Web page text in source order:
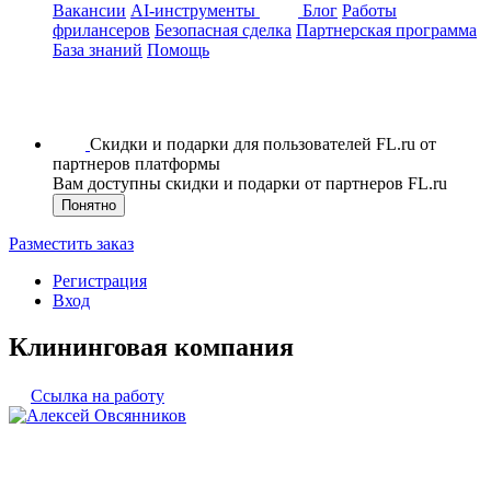
Вакансии AI-инструменты Блог Работы
фрилансеров Безопасная сделка Партнерская программа
База знаний Помощь
Скидки и подарки для пользователей FL.ru от
партнеров платформы
Вам доступны скидки и подарки от партнеров FL.ru
Понятно
Разместить заказ
Регистрация
Вход
Клининговая компания
Ссылка на работу